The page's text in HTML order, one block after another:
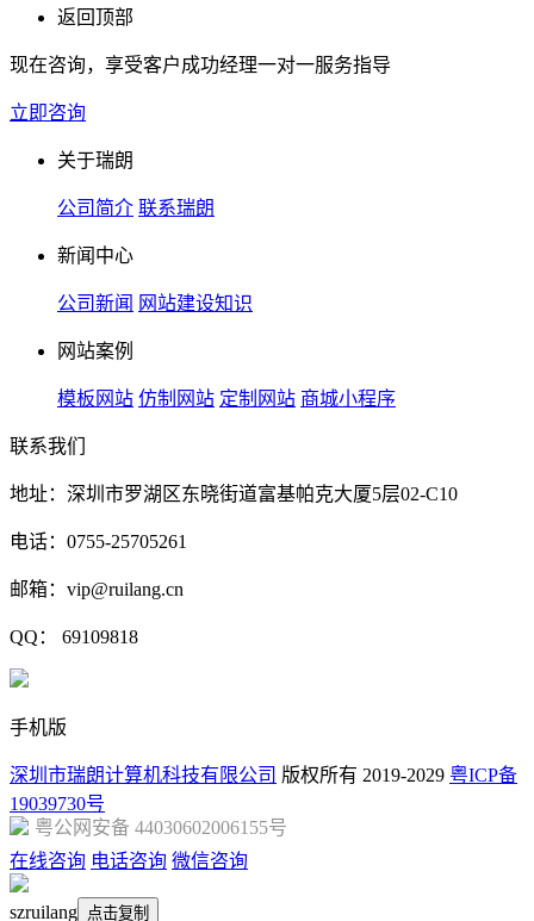
返回顶部
现在咨询，享受客户成功经理一对一服务指导
立即咨询
关于瑞朗
公司简介 联系瑞朗
新闻中心
公司新闻 网站建设知识
网站案例
模板网站 仿制网站 定制网站 商城小程序
联系我们
地址：深圳市罗湖区东晓街道富基帕克大厦5层02-C10
电话：0755-25705261
邮箱：vip@ruilang.cn
QQ： 69109818
手机版
深圳市瑞朗计算机科技有限公司 版权所有 2019-2029 粤ICP备
19039730号
粤公网安备 44030602006155号
在线咨询 电话咨询 微信咨询
szruilang 点击复制